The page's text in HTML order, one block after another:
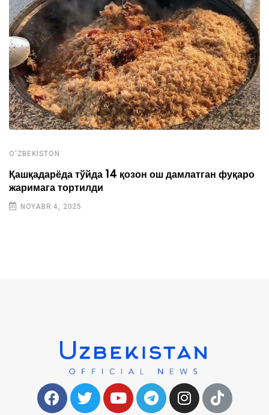
O'ZBEKISTON
Қашқадарёда тўйда 14 қозон ош дамлатган фуқаро
жаримага тортилди
NOYABR 4, 2025